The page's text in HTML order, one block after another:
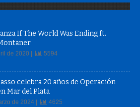
If The World Was Ending ft.
de 2020 | 5594
celebra 20 años de Operación
Mar del Plata
de 2024 | 4625